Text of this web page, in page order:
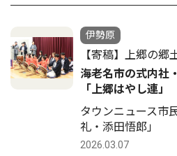
伊勢原
【寄稿】上郷の郷
海老名市の式内社
「上郷はやし連」
タウンニュース市
礼・添田悟郎」
2026.03.07